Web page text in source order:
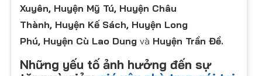
Xuyên, Huyện Mỹ Tú, Huyện Châu
Thành, Huyện Kế Sách, Huyện Long
Phú, Huyện Cù Lao Dung và Huyện Trần Đề.
Những yếu tố ảnh hưởng đến sự